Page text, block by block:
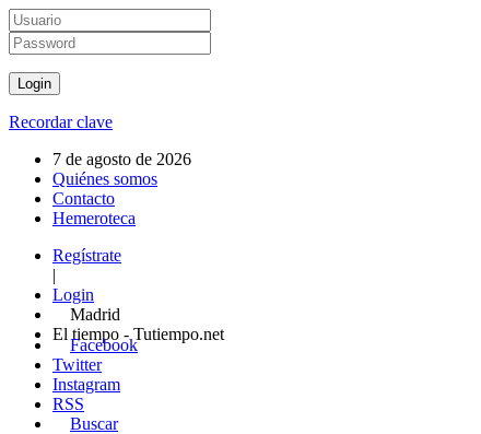
Recordar clave
7 de agosto de 2026
Quiénes somos
Contacto
Hemeroteca
Regístrate
|
Login
Madrid
El tiempo - Tutiempo.net
Facebook
Twitter
Instagram
RSS
Buscar